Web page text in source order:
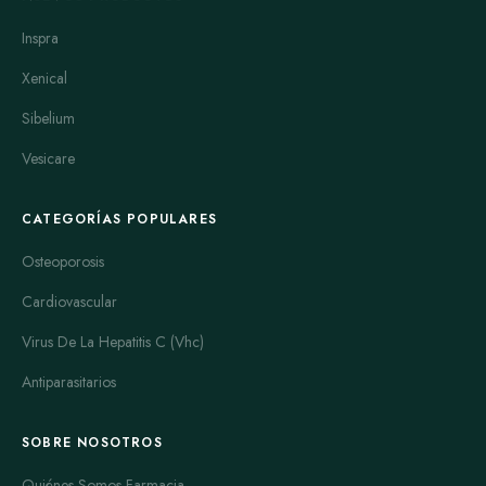
trastornos del equilibrio y la enfermedad de Ménière.
Meclizine se administra mayormente en tabletas y se
causar mareo. Su duración es prolongada y suele ser bien
tolerado. Además, provoca menos somnolencia en
Estos tres medicamentos actúan sobre el sistema nervioso y el
embargo, cada uno tiene sus características específicas.
Antivert es más fuerte y se usa en casos intensos. Dramamine
es rápido y versátil, mientras que Meclizine ofrece un
equilibrio entre eficacia y poca sedación.
Es importante considerar que los efectos secundarios pueden
sequedad de boca o fatiga. Dramamine puede generar
mareos leves y visión borrosa en algunos casos. Por eso se
Inspra
Xenical
Sibelium
Vesicare
CATEGORÍAS POPULARES
Osteoporosis
Cardiovascular
Virus De La Hepatitis C (Vhc)
Antiparasitarios
SOBRE NOSOTROS